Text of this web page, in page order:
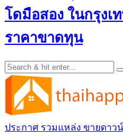
โดมือสอง ในกรุงเ
ราคาขาดทุน
ประกาศ รวมแหล่ง ขายดา